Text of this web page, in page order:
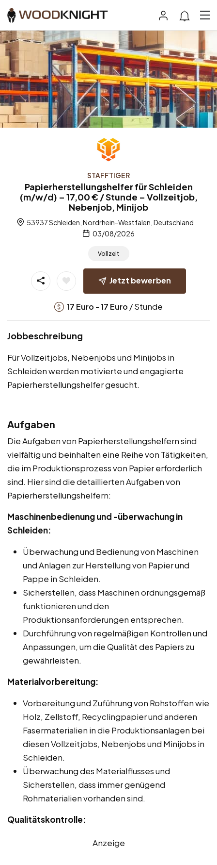
STAFFTIGER
Papierherstellungshelfer für Schleiden
(m/w/d) – 17,00 € / Stunde – Vollzeitjob,
Nebenjob, Minijob
53937 Schleiden, Nordrhein-Westfalen, Deutschland
03/08/2026
Vollzeit
Jetzt bewerben
17 Euro -17 Euro / Stunde
Jobbeschreibung
Für Vollzeitjobs, Nebenjobs und Minijobs in
Schleiden werden motivierte und engagierte
Papierherstellungshelfer gesucht.
Aufgaben
Die Aufgaben von Papierherstellungshelfern sind
vielfältig und beinhalten eine Reihe von Tätigkeiten,
die im Produktionsprozess von Papier erforderlich
sind. Hier sind die detaillierten Aufgaben von
Papierherstellungshelfern:
Maschinenbedienung und -überwachung in
Schleiden:
Überwachung und Bedienung von Maschinen
und Anlagen zur Herstellung von Papier und
Pappe in Schleiden.
Sicherstellen, dass Maschinen ordnungsgemäß
funktionieren und den
Produktionsanforderungen entsprechen.
Durchführung von regelmäßigen Kontrollen und
Anpassungen, um die Qualität des Papiers zu
gewährleisten.
Materialvorbereitung:
Vorbereitung und Zuführung von Rohstoffen wie
Holz, Zellstoff, Recyclingpapier und anderen
Fasermaterialien in die Produktionsanlagen bei
diesen Vollzeitjobs, Nebenjobs und Minijobs in
Schleiden.
Überwachung des Materialflusses und
Sicherstellen, dass immer genügend
Rohmaterialien vorhanden sind.
Qualitätskontrolle:
Anzeige